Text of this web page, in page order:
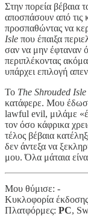
Στην πορεία βέβαια
αποσπάσουν από τις
προσπαθώντας να
Isle που έπαιξα
σαν να μην έφταναν
περιπλέκοντας
υπάρχει επιλογή
Το The Shrouded Isle
κατάφερε. Μου
lawful evil, μιλάμε
τον όσο κάφρικα
τέλος βέβαια
δεν άντεξα να
μου. Όλα μάταια
Μου θύμισε: -
Κυκλοφορία
Πλατφόρμες: PC,